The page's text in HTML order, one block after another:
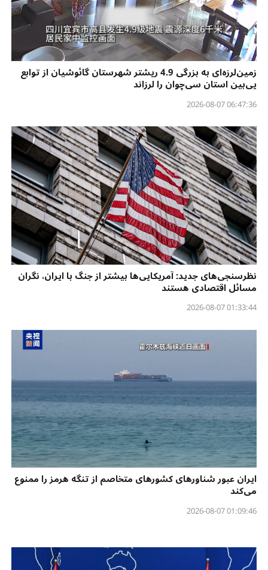
زمین‌لرزه‌ای به بزرگی 4.9 ریشتر شهرستان گائوشیان از توابع
یی‌بین استان سی‌چوان را لرزاند
06:47:36 2026-08-07
نظرسنجی‌‌های جدید: آمریکایی‌ها بیشتر از جنگ با ایران، نگران
مسائل اقتصادی هستند
01:33:44 2026-08-07
ایران عبور شناورهای کشورهای متخاصم از تنگه هرمز را ممنوع
می‌کند
01:09:46 2026-08-07